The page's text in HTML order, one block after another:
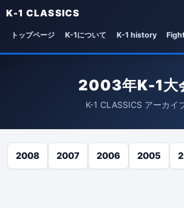
K-1 CLASSICS
トップページ K-1について K-1 history
2003年K-1大
K-1 CLASSICS アーカイ
2008 2007 2006 2005